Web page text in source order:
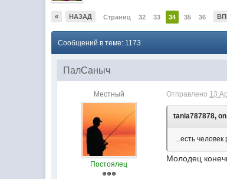
« НАЗАД Страниц 32 33 34 35 36
Сообщений в теме: 1173
ПалСаныч
Местный
Постоялец
Отправлено 13
tania787878,
...есть
Молодец